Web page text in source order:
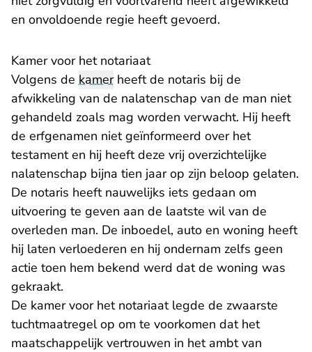
en onvoldoende regie heeft gevoerd.
Kamer voor het notariaat
Volgens de kamerheeft de notaris bij de
afwikkeling van de nalatenschap van de man niet
gehandeld zoals mag worden verwacht. Hij heeft
de erfgenamen niet geïnformeerd over het
testament en hij heeft deze vrij overzichtelijke
nalatenschap bijna tien jaar op zijn beloop gelaten.
De notaris heeft nauwelijks iets gedaan om
uitvoering te geven aan de laatste wil van de
overleden man. De inboedel, auto en woning heeft
hij laten verloederen en hij ondernam zelfs geen
actie toen hem bekend werd dat de woning was
gekraakt.
De kamer voor het notariaat legde de zwaarste
tuchtmaatregel op om te voorkomen dat het
maatschappelijk vertrouwen in het ambt van